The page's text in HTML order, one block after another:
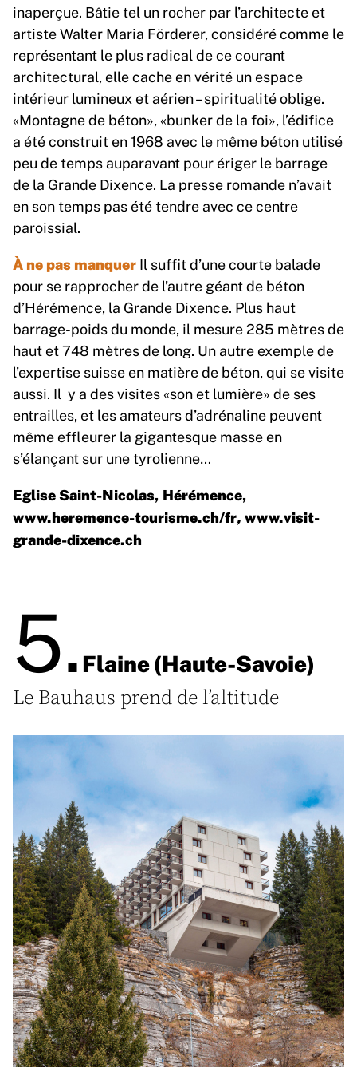
inaperçue. Bâtie tel un rocher par l’architecte et
artiste Walter Maria Förderer, considéré comme le
représentant le plus radical de ce courant
architectural, elle cache en vérité un espace
intérieur lumineux et aérien – spiritualité oblige.
«Montagne de béton», «bunker de la foi», l’édifice
a été construit en 1968 avec le même béton utilisé
peu de temps auparavant pour ériger le barrage
de la Grande Dixence. La presse romande n’avait
en son temps pas été tendre avec ce centre
paroissial.
À ne pas manquer Il suffit d’une courte balade
pour se rapprocher de l’autre géant de béton
d’Hérémence, la Grande Dixence. Plus haut
barrage-poids du monde, il mesure 285 mètres de
haut et 748 mètres de long. Un autre exemple de
l’expertise suisse en matière de béton, qui se visite
aussi. Il y a des visites «son et lumière» de ses
entrailles, et les amateurs d’adrénaline peuvent
même effleurer la gigantesque masse en
s’élançant sur une tyrolienne…
Eglise Saint-Nicolas, Hérémence,
www.heremence-tourisme.ch/fr, www.visit-
grande-dixence.ch
5.Flaine (Haute-Savoie)
Le Bauhaus prend de l’altitude